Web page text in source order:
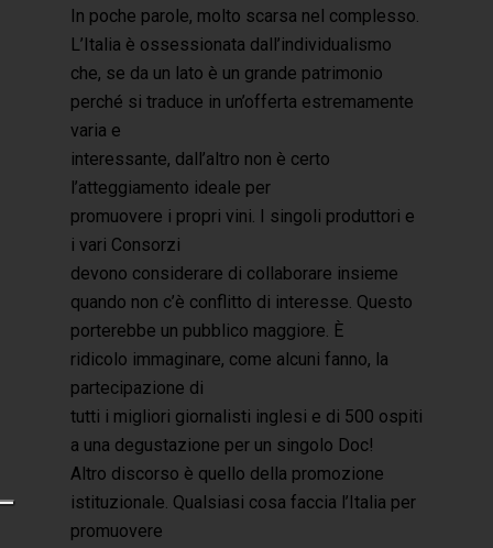
In poche parole, molto scarsa nel complesso.
L’Italia è ossessionata dall’individualismo
che, se da un lato è un grande patrimonio
perché si traduce in un’offerta estremamente
varia e
interessante, dall’altro non è certo
l’atteggiamento ideale per
promuovere i propri vini. I singoli produttori e
i vari Consorzi
devono considerare di collaborare insieme
quando non c’è conflitto di interesse. Questo
porterebbe un pubblico maggiore. È
ridicolo immaginare, come alcuni fanno, la
partecipazione di
tutti i migliori giornalisti inglesi e di 500 ospiti
a una degustazione per un singolo Doc!
Altro discorso è quello della promozione
istituzionale. Qualsiasi cosa faccia l’Italia per
promuovere